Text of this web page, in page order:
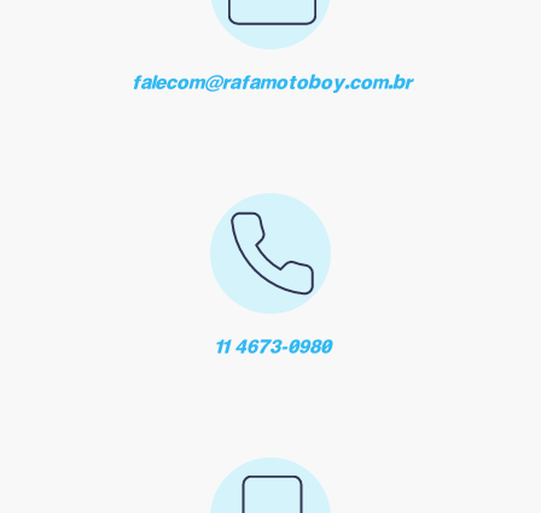
falecom@rafamotoboy.com.br
11 4673-0980